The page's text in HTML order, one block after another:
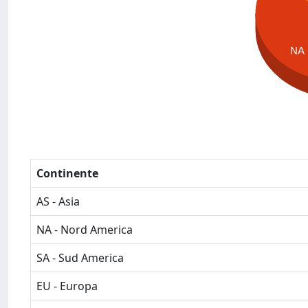
NA
Continente
AS - Asia
NA - Nord America
SA - Sud America
EU - Europa